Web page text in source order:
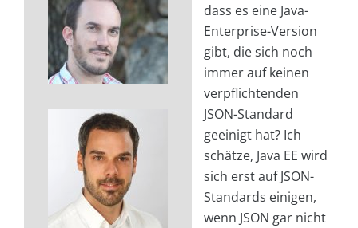
dass es eine Java-
Enterprise-Version
gibt, die sich noch
immer auf keinen
verpflichtenden
JSON-Standard
geeinigt hat? Ich
schätze, Java EE wird
sich erst auf JSON-
Standards einigen,
wenn JSON gar nicht